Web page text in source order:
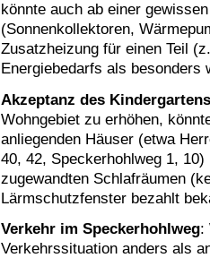
könnte auch ab einer
(Sonnenkollektoren,
Zusatzheizung für einen Teil
Energiebedarfs als besonders
Akzeptanz des Kindergartens
Wohngebiet zu erhöhen,
anliegenden Häuser (etwa
40, 42, Speckerhohlweg 1,
zugewandten Schlafräumen
Lärmschutzfenster bezahlt
Verkehr im Speckerhohlweg:
Verkehrssituation anders als